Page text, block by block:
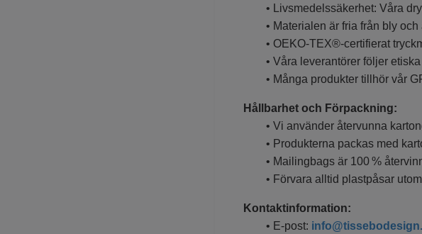
• Livsmedelssäkerhet: Våra
• Materialen är fria från bly och
• OEKO-TEX®-certifierat
• Våra leverantörer följer etiska
• Många produkter tillhör vår
Hållbarhet och Förpackning:
• Vi använder återvunna
• Produkterna packas med
• Mailingbags är 100 %
• Förvara alltid plastpåsar utom
Kontaktinformation:
• E-post: